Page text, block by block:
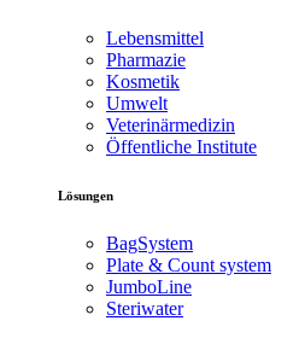
Lebensmittel
Pharmazie
Kosmetik
Umwelt
Veterinärmedizin
Öffentliche Institute
Lösungen
BagSystem
Plate & Count system
JumboLine
Steriwater